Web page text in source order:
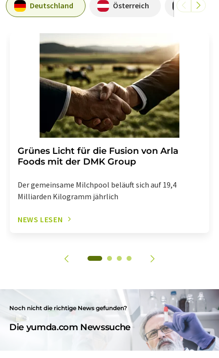
Deutschland Österreich Belgien
Grünes Licht für die Fusion von Arla
Foods mit der DMK Group
Der gemeinsame Milchpool beläuft sich auf 19,4
Milliarden Kilogramm jährlich
NEWS LESEN
Noch nicht die richtige News gefunden?
Die yumda.com Newssuche